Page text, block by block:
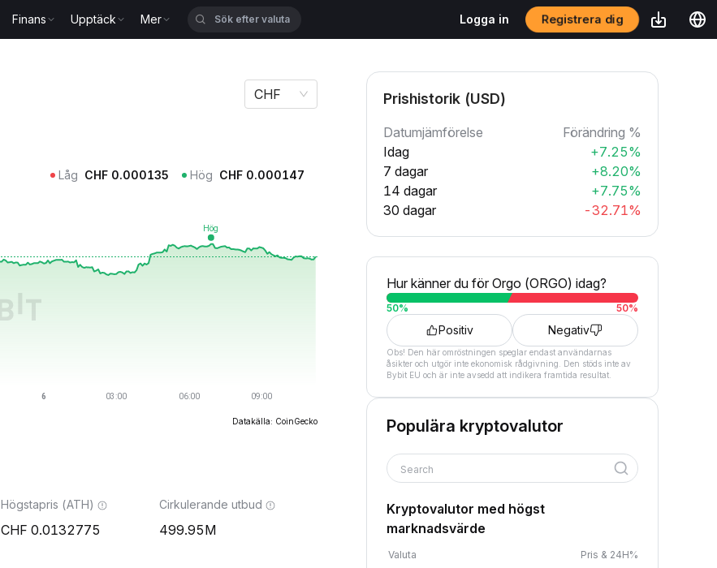
Finans Upptäck Mer Logga in Registrera dig
CHF
Låg CHF 0.000135 Hög CHF 0.000147
Datakälla: CoinGecko
Högstapris (ATH)
0.0132775
Cirkulerande utbud
499.95M
Prishistorik (USD)
Datumjämförelse
Förändring %
Idag
+7.25%
7 dagar
+8.20%
14 dagar
+7.75%
30 dagar
-32.71%
Hur känner du för Orgo (ORGO) idag?
50% 50%
Positiv Negativ
Obs! Den här omröstningen speglar endast användarnas
åsikter och utgör inte ekonomisk rådgivning. Den stöds inte av
Bybit EU och är inte avsedd att indikera framtida resultat.
Populära kryptovalutor
Search
Kryptovalutor med högst
marknadsvärde
Valuta Pris & 24H%